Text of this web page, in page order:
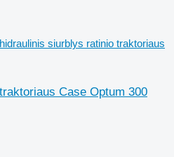
hidraulinis siurblys ratinio traktoriaus
Case Optum 300